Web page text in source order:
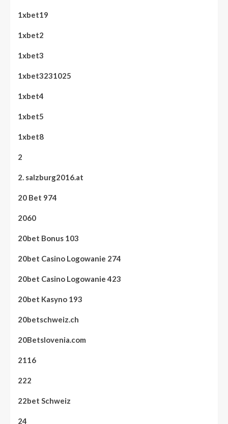
1xbet19
1xbet2
1xbet3
1xbet3231025
1xbet4
1xbet5
1xbet8
2
2. salzburg2016.at
20 Bet 974
2060
20bet Bonus 103
20bet Casino Logowanie 274
20bet Casino Logowanie 423
20bet Kasyno 193
20betschweiz.ch
20Betslovenia.com
2116
222
22bet Schweiz
24